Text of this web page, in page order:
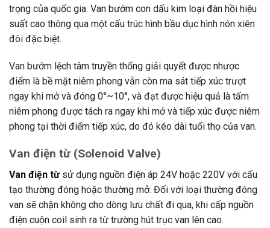
trọng của quốc gia. Van bướm con dấu kim loại đàn hồi hiệu
suất cao thông qua một cấu trúc hình bầu dục hình nón xiên
đôi đặc biệt.
Van bướm lệch tâm truyền thống giải quyết được nhược
điểm là bề mặt niêm phong vẫn còn ma sát tiếp xúc trượt
ngay khi mở và đóng 0°~10°, và đạt được hiệu quả là tấm
niêm phong được tách ra ngay khi mở và tiếp xúc được niêm
phong tại thời điểm tiếp xúc, do đó kéo dài tuổi thọ của van.
Van điện từ (Solenoid Valve)
Van điện từsử dụng nguồn điện áp 24V hoặc 220V với cấu
tạo thường đóng hoặc thường mở. Đối với loại thường đóng
van sẽ chặn không cho dòng lưu chất đi qua, khi cấp nguồn
điện cuộn coil sinh ra từ trường hút trục van lên cao.